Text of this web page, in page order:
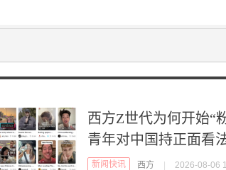
西方Z世代为何开始“
青年对中国持正面看
新闻快讯 西方 2026-08-06